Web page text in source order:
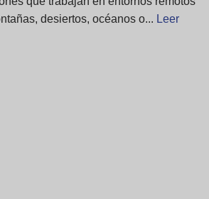
desiertos, océanos o... Leer